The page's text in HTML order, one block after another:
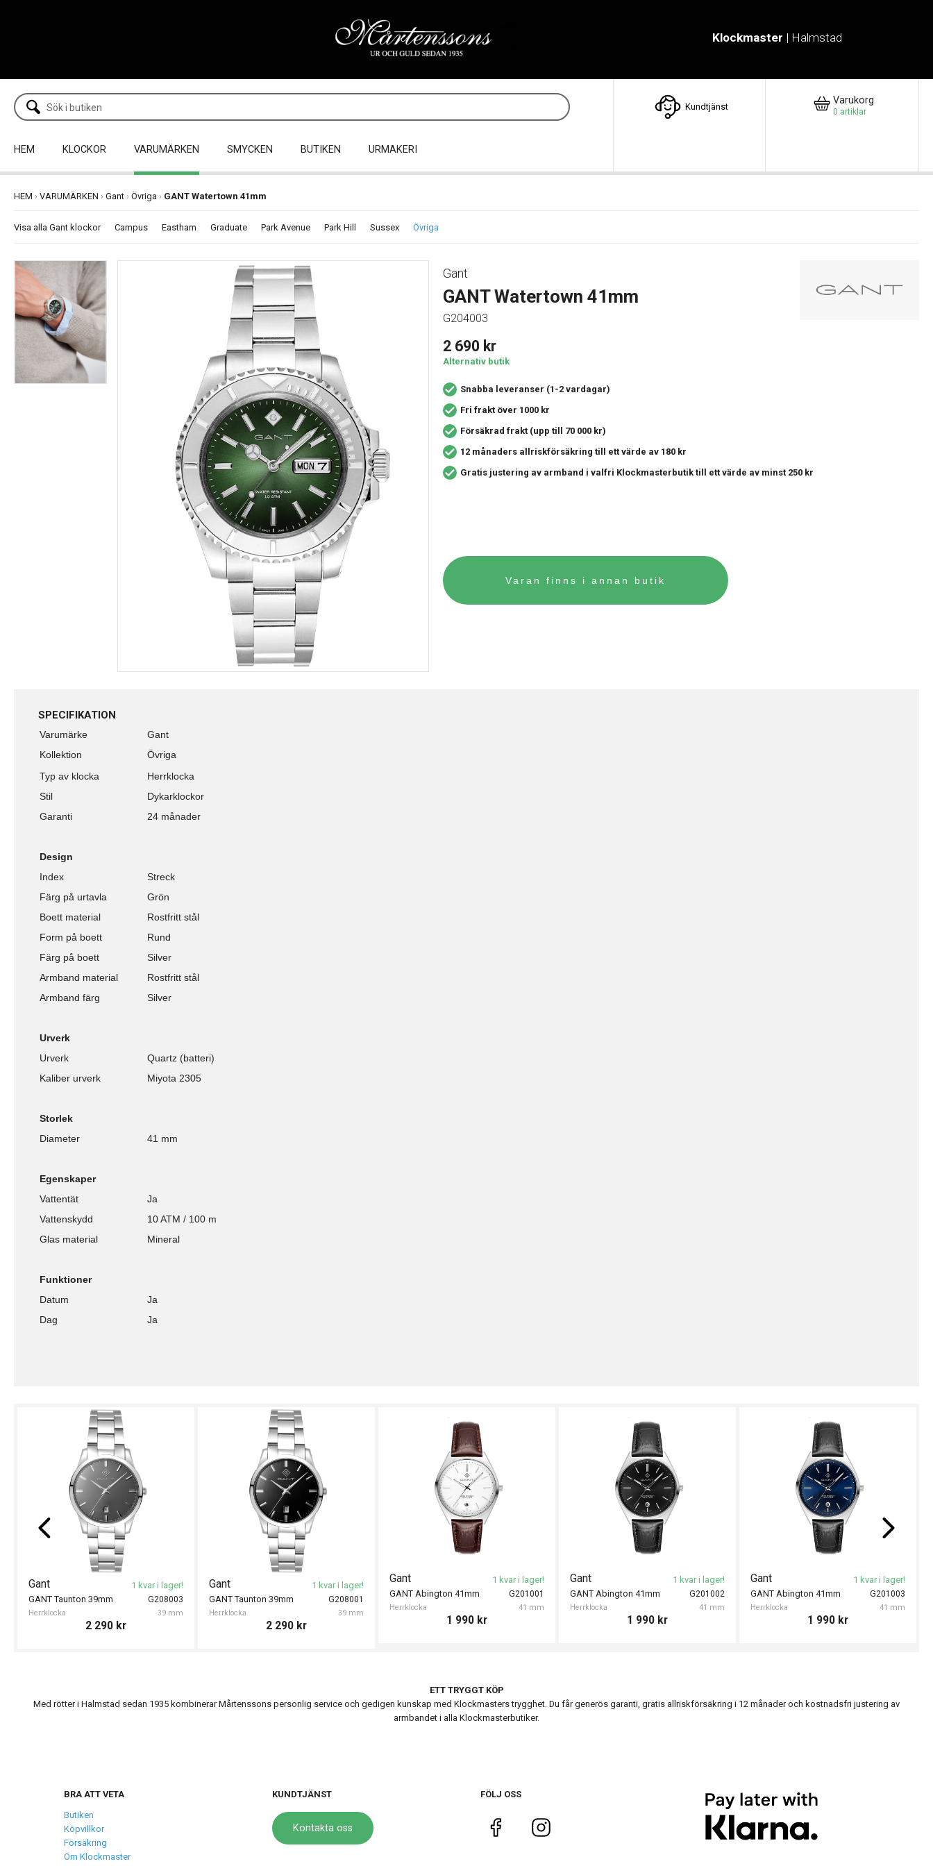
Klockmaster | Halmstad
Kundtjänst
Varukorg
0 artiklar
HEM KLOCKOR VARUMÄRKEN SMYCKEN BUTIKEN URMAKERI
HEM › VARUMÄRKEN › Gant › Övriga › GANT Watertown 41mm
Visa alla Gant klockor Campus Eastham Graduate Park Avenue Park Hill Sussex Övriga
Gant
GANT Watertown 41mm
G204003
2 690 kr
Alternativ butik
Snabba leveranser (1-2 vardagar)
Fri frakt över 1000 kr
Försäkrad frakt (upp till 70 000 kr)
12 månaders allriskförsäkring till ett värde av 180 kr
Gratis justering av armband i valfri Klockmasterbutik till ett värde av minst 250 kr
SPECIFIKATION
Varumärke
Gant
Kollektion
Övriga
Typ av klocka
Herrklocka
Stil
Dykarklockor
Garanti
24 månader
Design
Index
Streck
Färg på urtavla
Grön
Boett material
Rostfritt stål
Form på boett
Rund
Färg på boett
Silver
Armband material
Rostfritt stål
Armband färg
Silver
Urverk
Urverk
Quartz (batteri)
Kaliber urverk
Miyota 2305
Storlek
Diameter
41 mm
Egenskaper
Vattentät
Ja
Vattenskydd
10 ATM / 100 m
Glas material
Mineral
Funktioner
Datum
Ja
Dag
Ja
G208003
Gant
Herrklocka 39 mm
GANT Taunton 39mm
1 kvar i lager!
2 290 kr
G208001
Gant
Herrklocka 39 mm
GANT Taunton 39mm
1 kvar i lager!
2 290 kr
G201001
Gant
Herrklocka 41 mm
GANT Abington 41mm
1 kvar i lager!
1 990 kr
G201002
Gant
Herrklocka 41 mm
GANT Abington 41mm
1 kvar i lager!
1 990 kr
G201003
Gant
Herrklocka 41 mm
GANT Abington 41mm
1 kvar i lager!
1 990 kr
ETT TRYGGT KÖP
Med rötter i Halmstad sedan 1935 kombinerar Mårtenssons personlig service och gedigen kunskap med Klockmasters trygghet. Du får generös garanti, gratis allriskförsäkring i 12 månader och kostnadsfri justering av
armbandet i alla Klockmasterbutiker.
BRA ATT VETA
Butiken
Köpvillkor
Försäkring
Om Klockmaster
KUNDTJÄNST
Kontakta oss
FÖLJ OSS